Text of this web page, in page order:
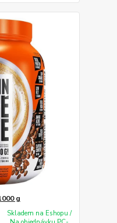
g
Skladem na Eshopu /